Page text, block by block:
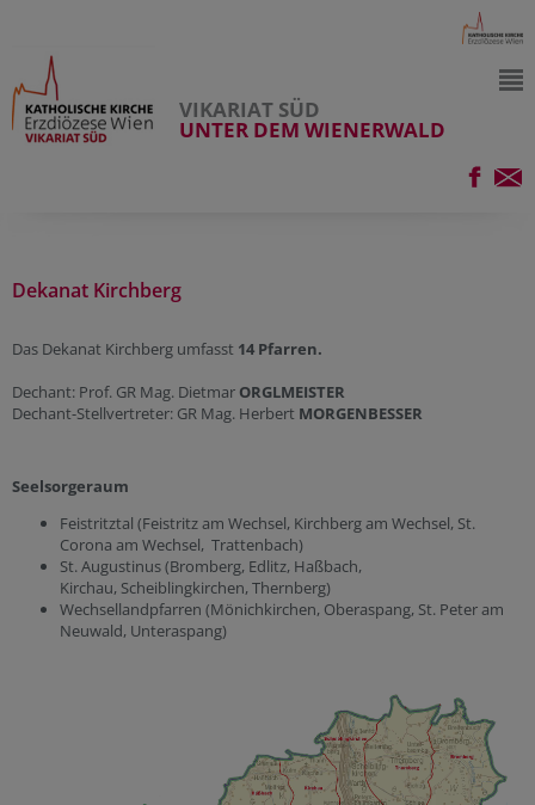
VIKARIAT SÜD
UNTER DEM WIENERWALD
Dekanat Kirchberg
Das Dekanat Kirchberg umfasst 14 Pfarren.
Dechant: Prof. GR Mag. Dietmar ORGLMEISTER
Dechant-Stellvertreter: GR Mag. Herbert MORGENBESSER
Seelsorgeraum
Feistritztal (Feistritz am Wechsel, Kirchberg am Wechsel, St.
Corona am Wechsel, Trattenbach)
St. Augustinus (Bromberg, Edlitz, Haßbach,
Kirchau, Scheiblingkirchen, Thernberg)
Wechsellandpfarren (Mönichkirchen, Oberaspang, St. Peter am
Neuwald, Unteraspang)